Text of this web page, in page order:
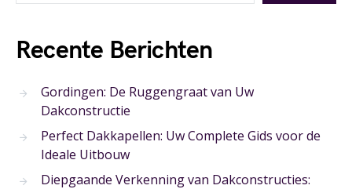
Recente Berichten
Gordingen: De Ruggengraat van Uw
Dakconstructie
Perfect Dakkapellen: Uw Complete Gids voor de
Ideale Uitbouw
Diepgaande Verkenning van Dakconstructies: